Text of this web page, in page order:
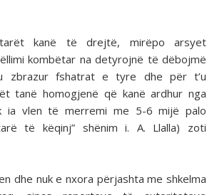
kanë të drejtë, mirëpo arsyet
kombëtar na detyrojnë të dëbojmë
zbrazur fshatrat e tyre dhe për t’u
tanë homogjenë që kanë ardhur nga
ia vlen të merremi me 5-6 mijë palo
të këqinj” shënim i. A. Llalla) zoti
dhe nuk e nxora përjashta me shkelma